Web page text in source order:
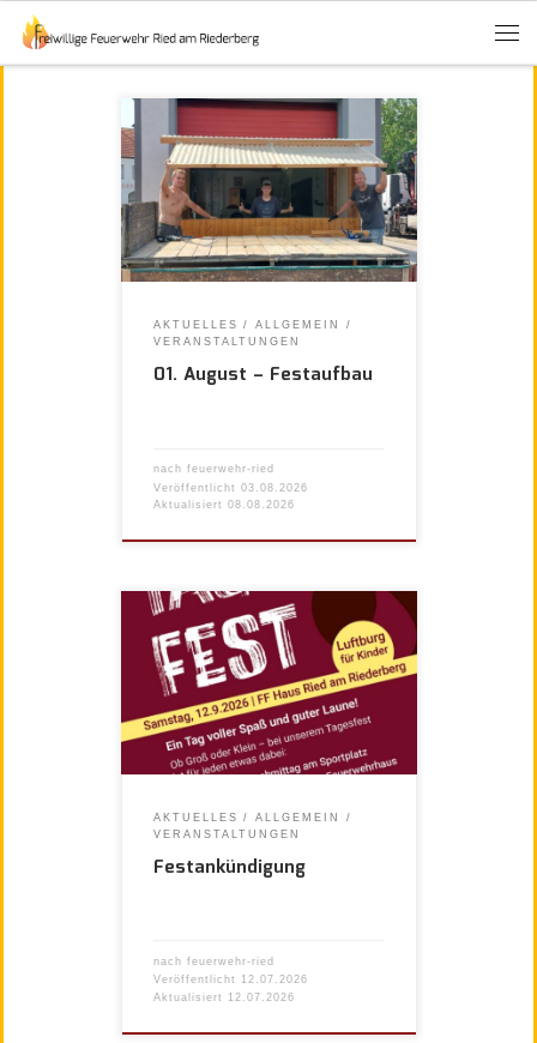
AKTUELLES
ALLGEMEIN
VERANSTALTUNGEN
01. August – Festaufbau
nach feuerwehr-ried
Veröffentlicht 03.08.2026
Aktualisiert 08.08.2026
AKTUELLES
ALLGEMEIN
VERANSTALTUNGEN
Festankündigung
nach feuerwehr-ried
Veröffentlicht
12.07.2026
Aktualisiert
12.07.2026